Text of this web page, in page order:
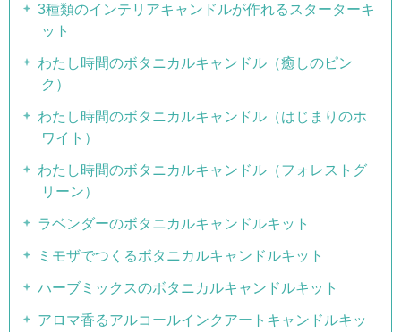
3種類のインテリアキャンドルが作れるスターターキ
ット
わたし時間のボタニカルキャンドル（癒しのピン
ク）
わたし時間のボタニカルキャンドル（はじまりのホ
ワイト）
わたし時間のボタニカルキャンドル（フォレストグ
リーン）
ラベンダーのボタニカルキャンドルキット
ミモザでつくるボタニカルキャンドルキット
ハーブミックスのボタニカルキャンドルキット
アロマ香るアルコールインクアートキャンドルキッ